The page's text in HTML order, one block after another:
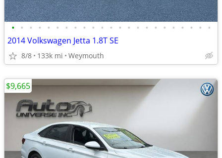
• • • • • • • • • • • • • • • • • • • • • • •
2014 Volkswagen Jetta 1.8T SE
8/8 133k mi Weymouth
$9,665